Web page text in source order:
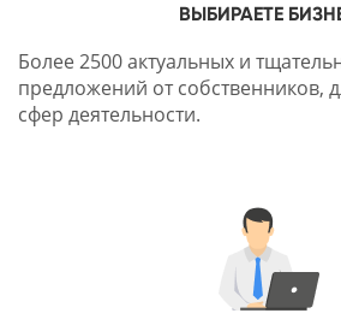
ВЫБИРАЕТЕ
Более 2500 актуальных и
предложений от собственников,
сфер деятельности.